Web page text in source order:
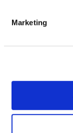
Marketing
Stadt
Ansbach
Art des